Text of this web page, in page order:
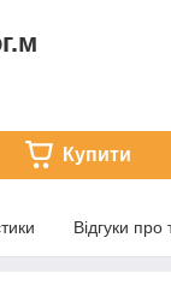
Купити
Відгуки про